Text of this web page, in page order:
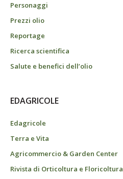
Personaggi
Prezzi olio
Reportage
Ricerca scientifica
Salute e benefici dell’olio
EDAGRICOLE
Edagricole
Terra e Vita
Agricommercio & Garden Center
Rivista di Orticoltura e Floricoltura